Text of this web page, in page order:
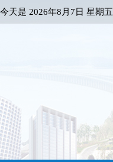
今天是 2026年8月7日 星期五